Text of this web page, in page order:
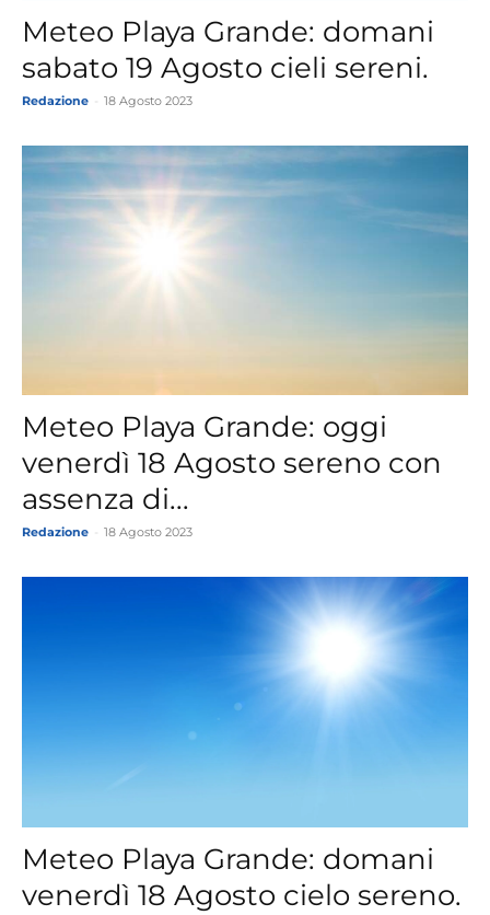
Meteo Playa Grande: domani
sabato 19 Agosto cieli sereni.
Redazione 18 Agosto 2023
Meteo Playa Grande: oggi
venerdì 18 Agosto sereno con
assenza di...
Redazione 18 Agosto 2023
Meteo Playa Grande: domani
venerdì 18 Agosto cielo sereno.